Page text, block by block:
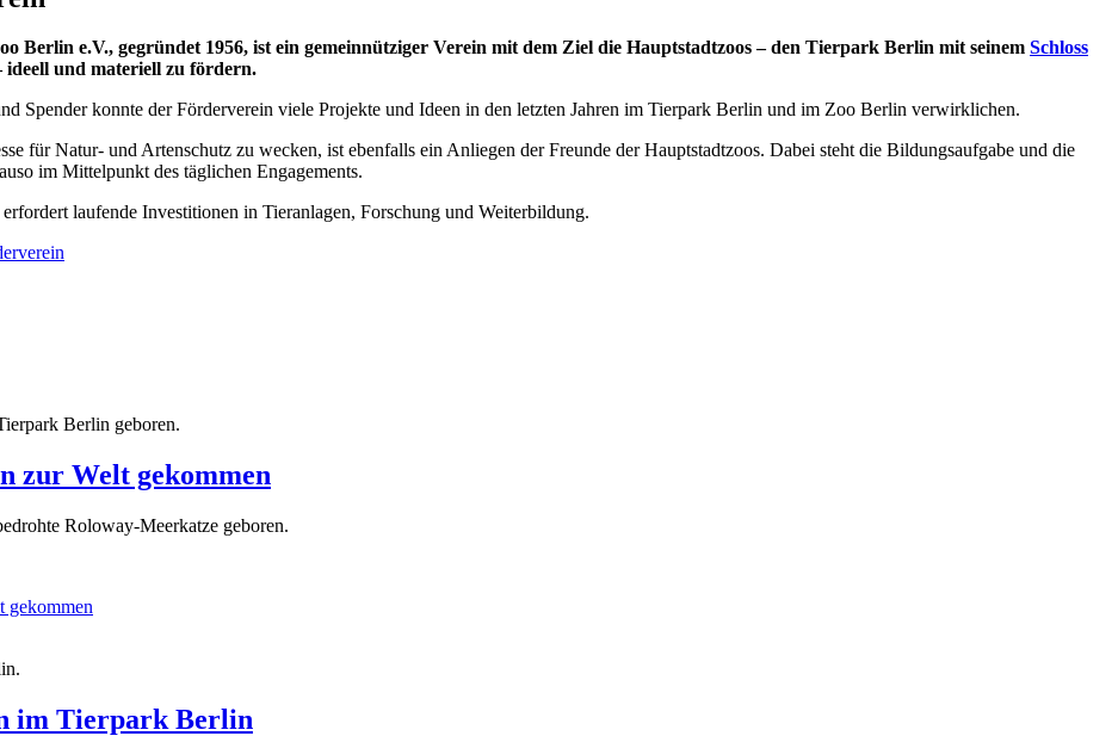
e.V., gegründet 1956, ist ein gemeinnütziger Verein mit dem Ziel die Hauptstadtzoos – den Tierpark Berlin mit seinem Schloss
und materiell zu fördern.
Spender konnte der Förderverein viele Projekte und Ideen in den letzten Jahren im Tierpark Berlin und im Zoo Berlin verwirklichen.
für Natur- und Artenschutz zu wecken, ist ebenfalls ein Anliegen der Freunde der Hauptstadtzoos. Dabei steht die Bildungsaufgabe und die
im Mittelpunkt des täglichen Engagements.
laufende Investitionen in Tieranlagen, Forschung und Weiterbildung.
Berlin geboren.
zur Welt gekommen
Roloway-Meerkatze geboren.
gekommen
im Tierpark Berlin